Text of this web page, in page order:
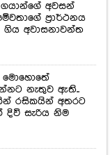
අවසන්
ප්‍රාර්ථනය
අවාසනාවන්ත
මොහොතේ
නැතුව ඇති..
රසිකයින් අතරට
දිවි සැරිය නිම